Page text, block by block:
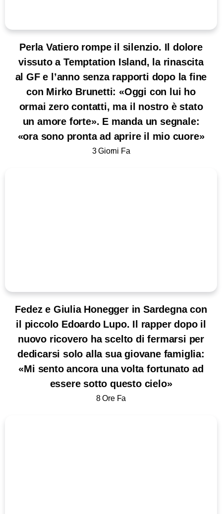
Perla Vatiero rompe il silenzio. Il dolore
vissuto a Temptation Island, la rinascita
al GF e l’anno senza rapporti dopo la fine
con Mirko Brunetti: «Oggi con lui ho
ormai zero contatti, ma il nostro è stato
un amore forte». E manda un segnale:
«ora sono pronta ad aprire il mio cuore»
3 Giorni Fa
Fedez e Giulia Honegger in Sardegna con
il piccolo Edoardo Lupo. Il rapper dopo il
nuovo ricovero ha scelto di fermarsi per
dedicarsi solo alla sua giovane famiglia:
«Mi sento ancora una volta fortunato ad
essere sotto questo cielo»
8 Ore Fa